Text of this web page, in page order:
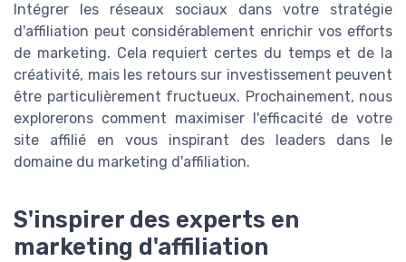
Intégrer les réseaux sociaux dans votre stratégie
d'affiliation peut considérablement enrichir vos efforts
de marketing. Cela requiert certes du temps et de la
créativité, mais les retours sur investissement peuvent
être particulièrement fructueux. Prochainement, nous
explorerons comment maximiser l'efficacité de votre
site affilié en vous inspirant des leaders dans le
domaine du marketing d'affiliation.
S'inspirer des experts en
marketing d'affiliation